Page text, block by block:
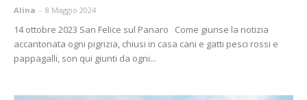
Alina - 8 Maggio 2024
14 ottobre 2023 San Felice sul Panaro Come giunse la notizia
accantonata ogni pigrizia, chiusi in casa cani e gatti pesci rossi e
pappagalli, son qui giunti da ogni...